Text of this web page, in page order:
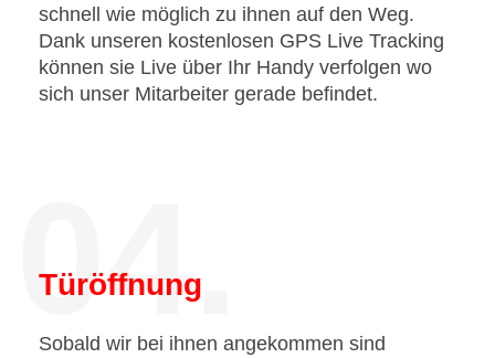
schnell wie möglich zu ihnen auf den Weg.
Dank unseren kostenlosen GPS Live Tracking
können sie Live über Ihr Handy verfolgen wo
sich unser Mitarbeiter gerade befindet.
04.
Türöffnung
Sobald wir bei ihnen angekommen sind